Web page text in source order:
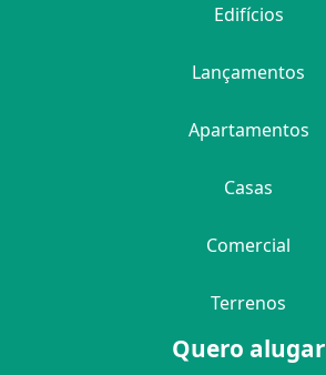
Edifícios
Lançamentos
Apartamentos
Casas
Comercial
Terrenos
Quero alugar